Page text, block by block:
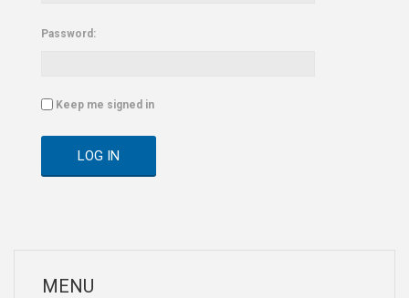
Password:
Keep me signed in
LOG IN
MENU